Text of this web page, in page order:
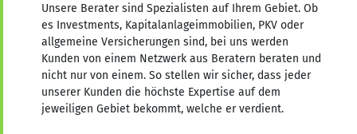
Unsere Berater sind Spezialisten auf Ihrem Gebiet. Ob
es Investments, Kapitalanlageimmobilien, PKV oder
allgemeine Versicherungen sind, bei uns werden
Kunden von einem Netzwerk aus Beratern beraten und
nicht nur von einem. So stellen wir sicher, dass jeder
unserer Kunden die höchste Expertise auf dem
jeweiligen Gebiet bekommt, welche er verdient.